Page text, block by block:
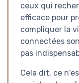
ceux qui
efficace pour
compliquer la
connectées
pas
Cela dit, ce